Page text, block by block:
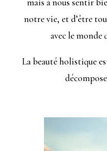
notre vie, et d’être
avec le monde
La beauté holistique